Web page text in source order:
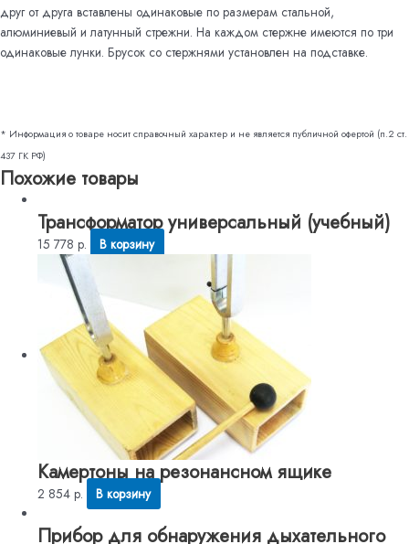
друг от друга вставлены одинаковые по размерам стальной,
алюминиевый и латунный стрежни. На каждом стержне имеются по три
одинаковые лунки. Брусок со стержнями установлен на подставке.
* Информация о товаре носит справочный характер и не является публичной офертой (п.2 ст.
437 ГК РФ)
Похожие товары
Трансформатор универсальный (учебный)
15 778р. В корзину
Камертоны на резонансном ящике
2 854р. В корзину
Прибор для обнаружения дыхательного